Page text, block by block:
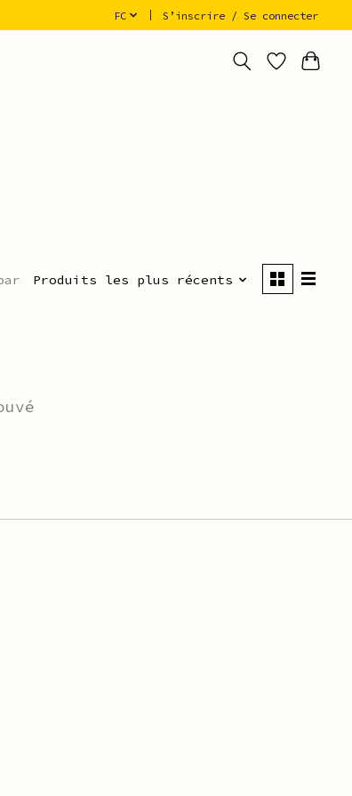
FC S’inscrire / Se connecter
Produits les plus récents